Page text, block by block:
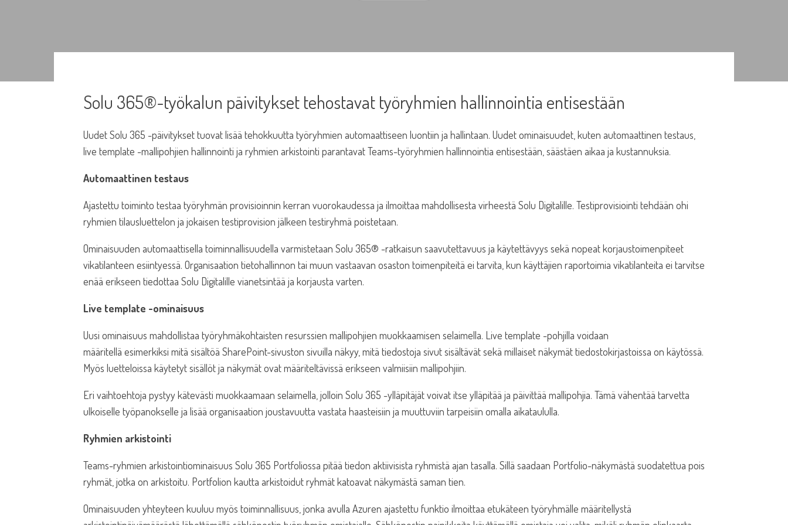
Solu 365®-työkalun päivitykset tehostavat työryhmien hallinnointia entisestään
Uudet Solu 365 -päivitykset tuovat lisää tehokkuutta työryhmien automaattiseen luontiin ja hallintaan. Uudet ominaisuudet, kuten automaattinen testaus,
live template -mallipohjien hallinnointi ja ryhmien arkistointi parantavat Teams-työryhmien hallinnointia entisestään, säästäen aikaa ja kustannuksia.
Automaattinen testaus
Ajastettu toiminto testaa työryhmän provisioinnin kerran vuorokaudessa ja ilmoittaa mahdollisesta virheestä Solu Digitalille. Testiprovisiointi tehdään ohi
ryhmien tilausluettelon ja jokaisen testiprovision jälkeen testiryhmä poistetaan.
Ominaisuuden automaattisella toiminnallisuudella varmistetaan Solu 365® -ratkaisun saavutettavuus ja käytettävyys sekä nopeat korjaustoimenpiteet
vikatilanteen esiintyessä. Organisaation tietohallinnon tai muun vastaavan osaston toimenpiteitä ei tarvita, kun käyttäjien raportoimia vikatilanteita ei tarvitse
enää erikseen tiedottaa Solu Digitalille vianetsintää ja korjausta varten.
Live template -ominaisuus
Uusi ominaisuus mahdollistaa työryhmäkohtaisten resurssien mallipohjien muokkaamisen selaimella. Live template -pohjilla voidaan
määritellä esimerkiksi mitä sisältöä SharePoint-sivuston sivuilla näkyy, mitä tiedostoja sivut sisältävät sekä millaiset näkymät tiedostokirjastoissa on käytössä.
Myös luetteloissa käytetyt sisällöt ja näkymät ovat määriteltävissä erikseen valmiisiin mallipohjiin.
Eri vaihtoehtoja pystyy kätevästi muokkaamaan selaimella, jolloin Solu 365 -ylläpitäjät voivat itse ylläpitää ja päivittää mallipohjia. Tämä vähentää tarvetta
ulkoiselle työpanokselle ja lisää organisaation joustavuutta vastata haasteisiin ja muuttuviin tarpeisiin omalla aikataululla.
Ryhmien arkistointi
Teams-ryhmien arkistointiominaisuus Solu 365 Portfoliossa pitää tiedon aktiivisista ryhmistä ajan tasalla. Sillä saadaan Portfolio-näkymästä suodatettua pois
ryhmät, jotka on arkistoitu. Portfolion kautta arkistoidut ryhmät katoavat näkymästä saman tien.
Ominaisuuden yhteyteen kuuluu myös toiminnallisuus, jonka avulla Azuren ajastettu funktio ilmoittaa etukäteen työryhmälle määritellystä